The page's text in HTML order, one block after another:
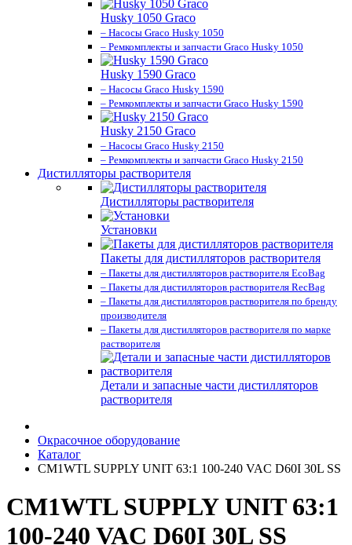
Husky 1050 Graco
– Насосы Graco Husky 1050
– Ремкомплекты и запчасти Graco Husky 1050
Husky 1590 Graco
– Насосы Graco Husky 1590
– Ремкомплекты и запчасти Graco Husky 1590
Husky 2150 Graco
– Насосы Graco Husky 2150
– Ремкомплекты и запчасти Graco Husky 2150
Дистилляторы растворителя
Дистилляторы растворителя
Установки
Пакеты для дистилляторов растворителя
– Пакеты для дистилляторов растворителя EcoBag
– Пакеты для дистилляторов растворителя RecBag
– Пакеты для дистилляторов растворителя по бренду
производителя
– Пакеты для дистилляторов растворителя по марке
растворителя
Детали и запасные части дистилляторов
растворителя
Окрасочное оборудование
Каталог
CM1WTL SUPPLY UNIT 63:1 100-240 VAC D60I 30L SS
CM1WTL SUPPLY UNIT 63:1
100-240 VAC D60I 30L SS